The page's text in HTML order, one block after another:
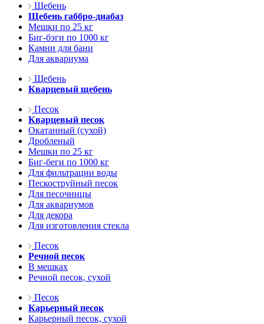
Щебень
Щебень габбро-диабаз
Мешки по 25 кг
Биг-бэги по 1000 кг
Камни для бани
Для аквариума
Щебень
Кварцевый щебень
Песок
Кварцевый песок
Окатанный (сухой)
Дробленый
Мешки по 25 кг
Биг-беги по 1000 кг
Для фильтрации воды
Пескоструйный песок
Для песочницы
Для аквариумов
Для декора
Для изготовления стекла
Песок
Речной песок
В мешках
Речной песок, сухой
Песок
Карьерный песок
Карьерный песок, сухой